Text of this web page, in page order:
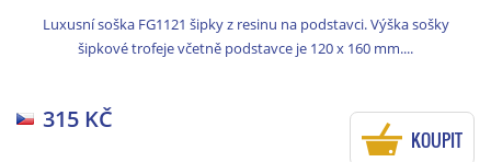
Luxusní soška FG1121 šipky z resinu na podstavci. Výška sošky
šipkové trofeje včetně podstavce je 120 x 160 mm....
315 KČ
KOUPIT